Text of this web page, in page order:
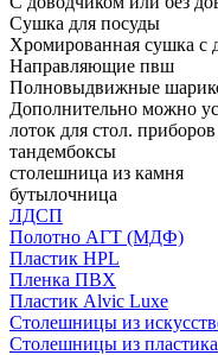
Сушка для посуды
Хромированная сушка
Направляющие пвш
Полновыдвижные
Дополнительно можно
лоток для стол. приборов
тандембоксы
столешница из камня
бутылочница
ЛДСП
Полотно АГТ (МДФ)
Пластик HPL
Пленка ПВХ
Пластик Alvic Luxe
Столешницы из
Столешницы из пластика